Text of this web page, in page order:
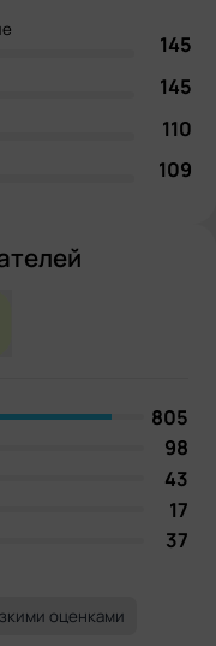
145
145
110
109
805
98
43
17
37
оценками